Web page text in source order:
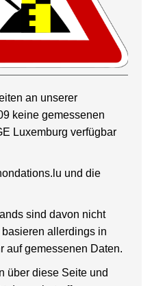
an unserer
keine gemessenen
Luxemburg verfügbar
und die
sind davon nicht
allerdings in
auf gemessenen Daten.
über diese Seite und